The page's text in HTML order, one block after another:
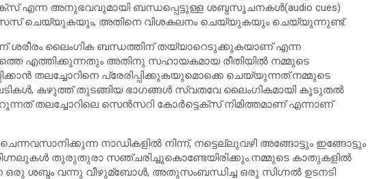
എന്ന അനുഭവവുമായി ബന്ധപ്പെട്ടുള്ള ശബ്ദസൂചനകള്‍(audio cues)
ചെയ്യുകയും, അതിനെ വിശകലനം ചെയ്യുകയും ചെയ്യുന്നുണ്ട്.
ലൈംഗിക ബന്ധത്തിന് തയ്യാറെടുക്കുകയാണ് എന്ന
എത്തിക്കുന്നതും അതിനു സഹായകമായ രീതിയില്‍ നമ്മുടെ
തലച്ചോറിനെ പ്രേരിപ്പിക്കുകയുമൊക്കെ ചെയ്യുന്നത്.നമ്മുടെ
കഴുത്ത് തുടങ്ങിയ ഭാഗങ്ങള്‍ സ്വതവേ ലൈംഗികമായി കൂടുതല്‍
തലച്ചോറിലെ സെന്‍സറി കോര്‍ട്ടെക്‌സ് നിമിത്തമാണ് എന്നാണ്
ചെന്നവസാനിക്കുന്ന നാഡികളില്‍ നിന്ന്, നട്ടെല്ലുവഴി അങ്ങോട്ടും ഇങ്ങോട്ടും
തുരുതുരാ സഞ്ചരിച്ചുകൊണ്ടേയിരിക്കും.നമ്മുടെ കാതുകളില്‍
ഒരു ശബ്ദം വന്നു വീഴുമ്ബോള്‍, അതുസംബന്ധിച്ച ഒരു സിഗ്നല്‍ ഉടനടി